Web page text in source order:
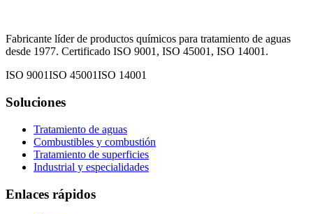
Fabricante líder de productos químicos para tratamiento de aguas
desde 1977. Certificado ISO 9001, ISO 45001, ISO 14001.
ISO 9001ISO 45001ISO 14001
Soluciones
Tratamiento de aguas
Combustibles y combustión
Tratamiento de superficies
Industrial y especialidades
Enlaces rápidos